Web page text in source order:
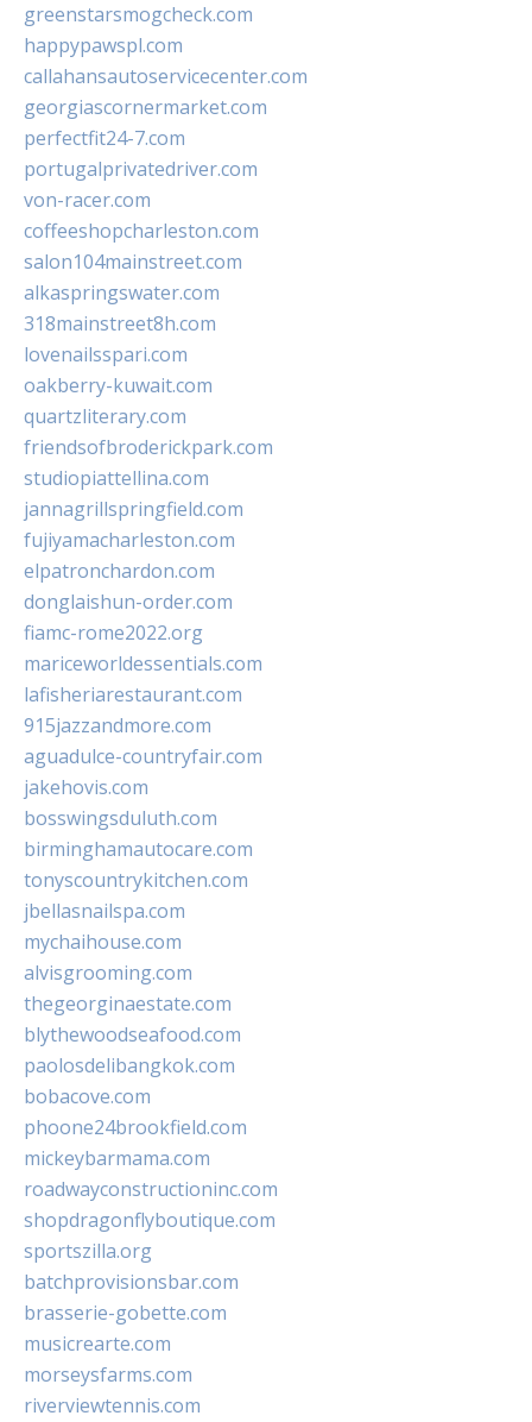
greenstarsmogcheck.com
happypawspl.com
callahansautoservicecenter.com
georgiascornermarket.com
perfectfit24-7.com
portugalprivatedriver.com
von-racer.com
coffeeshopcharleston.com
salon104mainstreet.com
alkaspringswater.com
318mainstreet8h.com
lovenailsspari.com
oakberry-kuwait.com
quartzliterary.com
friendsofbroderickpark.com
studiopiattellina.com
jannagrillspringfield.com
fujiyamacharleston.com
elpatronchardon.com
donglaishun-order.com
fiamc-rome2022.org
mariceworldessentials.com
lafisheriarestaurant.com
915jazzandmore.com
aguadulce-countryfair.com
jakehovis.com
bosswingsduluth.com
birminghamautocare.com
tonyscountrykitchen.com
jbellasnailspa.com
mychaihouse.com
alvisgrooming.com
thegeorginaestate.com
blythewoodseafood.com
paolosdelibangkok.com
bobacove.com
phoone24brookfield.com
mickeybarmama.com
roadwayconstructioninc.com
shopdragonflyboutique.com
sportszilla.org
batchprovisionsbar.com
brasserie-gobette.com
musicrearte.com
morseysfarms.com
riverviewtennis.com